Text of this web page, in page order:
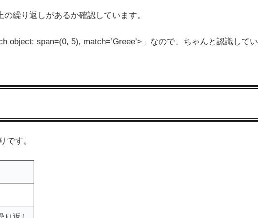
繰り返しがあるか確認しています。
object; span=(0, 5), match=’Greee’>」なので、ちゃんと認識してい
です。